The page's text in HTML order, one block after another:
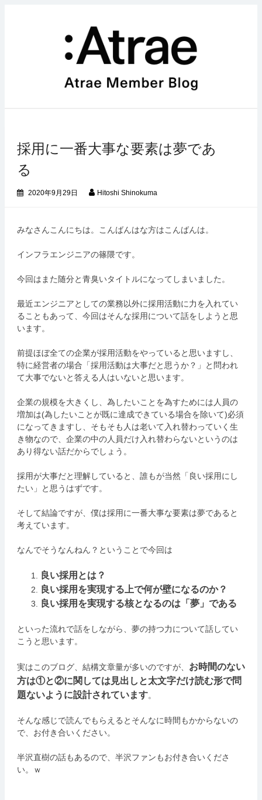
採用に一番大事な要素は夢であ
る
2020年9月29日 Hitoshi Shinokuma
みなさんこんにちは。こんばんはな方はこんばんは。
インフラエンジニアの篠隈です。
今回はまた随分と青臭いタイトルになってしまいました。
最近エンジニアとしての業務以外に採用活動に力を入れてい
ることもあって、今回はそんな採用について話をしようと思
います。
前提ほぼ全ての企業が採用活動をやっていると思いますし、
特に経営者の場合「採用活動は大事だと思うか？」と問われ
て大事でないと答える人はいないと思います。
企業の規模を大きくし、為したいことを為すためには人員の
増加は(為したいことが既に達成できている場合を除いて)必須
になってきますし、そもそも人は老いて入れ替わっていく生
き物なので、企業の中の人員だけ入れ替わらないというのは
あり得ない話だからでしょう。
採用が大事だと理解していると、誰もが当然「良い採用にし
たい」と思うはずです。
そして結論ですが、僕は採用に一番大事な要素は夢であると
考えています。
なんでそうなんねん？ということで今回は
良い採用とは？
良い採用を実現する上で何が壁になるのか？
良い採用を実現する核となるのは「夢」である
といった流れで話をしながら、夢の持つ力について話してい
こうと思います。
実はこのブログ、結構文章量が多いのですが、 お時間のない
方は①と②に関しては見出しと太文字だけ読む形で問
題ないように設計されています。
そんな感じで読んでもらえるとそんなに時間もかからないの
で、お付き合いください。
半沢直樹の話もあるので、半沢ファンもお付き合いくださ
い。ｗ